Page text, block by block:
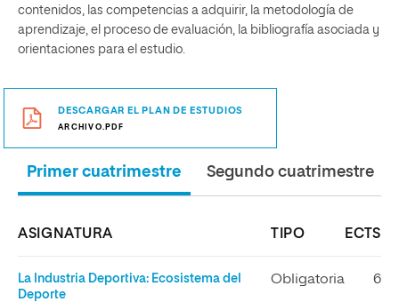
contenidos, las competencias a adquirir, la metodología de
aprendizaje, el proceso de evaluación, la bibliografía asociada y
orientaciones para el estudio.
DESCARGAR EL PLAN DE ESTUDIOS
ARCHIVO.PDF
Primer cuatrimestre Segundo cuatrimestre
ASIGNATURA TIPO ECTS
La Industria Deportiva: Ecosistema del
Deporte
Obligatoria 6